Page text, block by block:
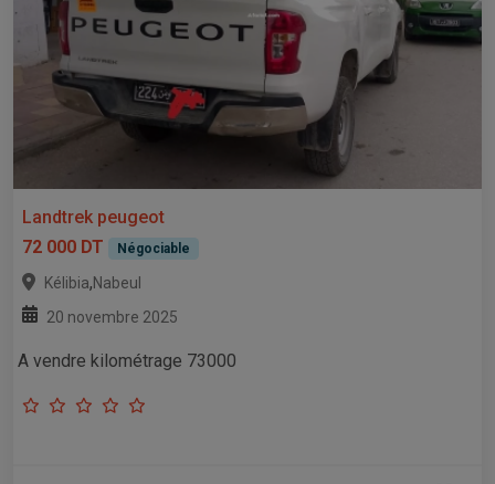
Landtrek peugeot
72 000 DT
Négociable
Kélibia,Nabeul
20 novembre 2025
A vendre kilométrage 73000